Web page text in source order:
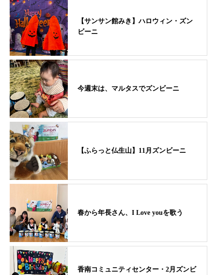
【サンサン館みき】ハロウィン・ズン
ビーニ
今週末は、マルタスでズンビーニ
【ふらっと仏生山】11月ズンビーニ
春から年長さん、I Love youを歌う
香南コミュニティセンター・2月ズンビ